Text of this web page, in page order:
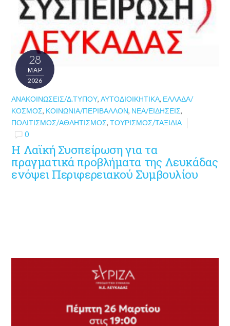
28
ΜΑΡ
2026
ΑΝΑΚΟΙΝΏΣΕΙΣ/Δ.ΤΎΠΟΥ,ΑΥΤΟΔΙΟΙΚΗΤΙΚΆ, ΕΛΛΆΔΑ/
ΚΌΣΜΟΣ, ΚΟΙΝΩΝΊΑ/ΠΕΡΙΒΆΛΛΟΝ, ΝΈΑ/ΕΙΔΉΣΕΙΣ,
ΠΟΛΙΤΙΣΜΌΣ/ΑΘΛΗΤΙΣΜΌΣ,ΤΟΥΡΙΣΜΌΣ/ΤΑΞΊΔΙΑ
0
H Λαϊκή Συσπείρωση για τα
πραγματικά προβλήματα της Λευκάδας
ενόψει Περιφερειακού Συμβουλίου